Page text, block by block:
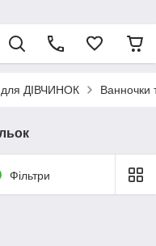
для ДІВЧИНОК Ванночки
Фільтри